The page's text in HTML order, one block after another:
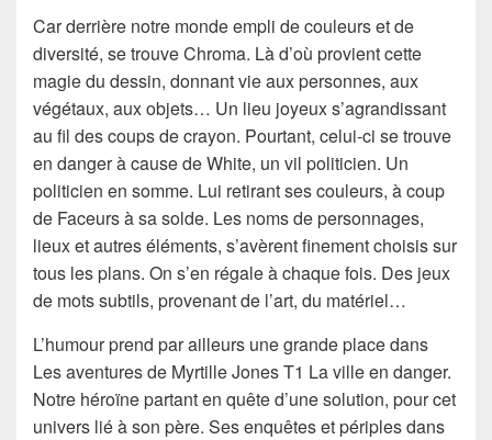
Car derrière notre monde empli de couleurs et de
diversité, se trouve Chroma. Là d’où provient cette
magie du dessin, donnant vie aux personnes, aux
végétaux, aux objets… Un lieu joyeux s’agrandissant
au fil des coups de crayon. Pourtant, celui-ci se trouve
en danger à cause de White, un vil politicien. Un
politicien en somme. Lui retirant ses couleurs, à coup
de Faceurs à sa solde. Les noms de personnages,
lieux et autres éléments, s’avèrent finement choisis sur
tous les plans. On s’en régale à chaque fois. Des jeux
de mots subtils, provenant de l’art, du matériel…
L’humour prend par ailleurs une grande place dans
Les aventures de Myrtille Jones T1 La ville en danger.
Notre héroïne partant en quête d’une solution, pour cet
univers lié à son père. Ses enquêtes et périples dans